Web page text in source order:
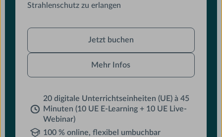
Strahlenschutz zu erlangen
buchen
Jetzt buchen
Mehr Infos
20 digitale Unterrichtseinheiten (UE) à 45
Minuten (10 UE E-Learning + 10 UE Live-
Webinar)
100 % online, flexibel umbuchbar